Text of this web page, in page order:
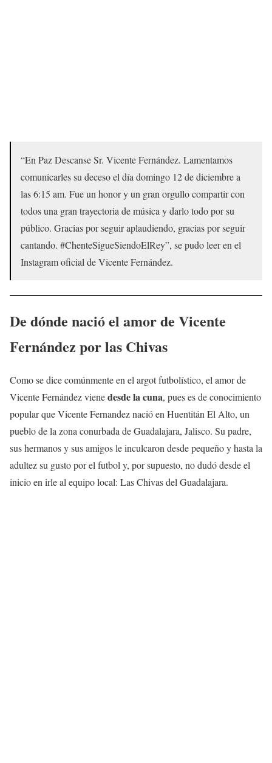
“En Paz Descanse Sr. Vicente Fernández. Lamentamos
comunicarles su deceso el día domingo 12 de diciembre a
las 6:15 am. Fue un honor y un gran orgullo compartir con
todos una gran trayectoria de música y darlo todo por su
público. Gracias por seguir aplaudiendo, gracias por seguir
cantando. #ChenteSigueSiendoElRey”, se pudo leer en el
Instagram oficial de Vicente Fernández.
De dónde nació el amor de Vicente
Fernández por las Chivas
Como se dice comúnmente en el argot futbolístico, el amor de
Vicente Fernández vienedesde la cuna, pues es de conocimiento
popular que Vicente Fernandez nació en Huentitán El Alto, un
pueblo de la zona conurbada de Guadalajara, Jalisco. Su padre,
sus hermanos y sus amigos le inculcaron desde pequeño y hasta la
adultez su gusto por el futbol y, por supuesto, no dudó desde el
inicio en irle al equipo local: Las Chivas del Guadalajara.